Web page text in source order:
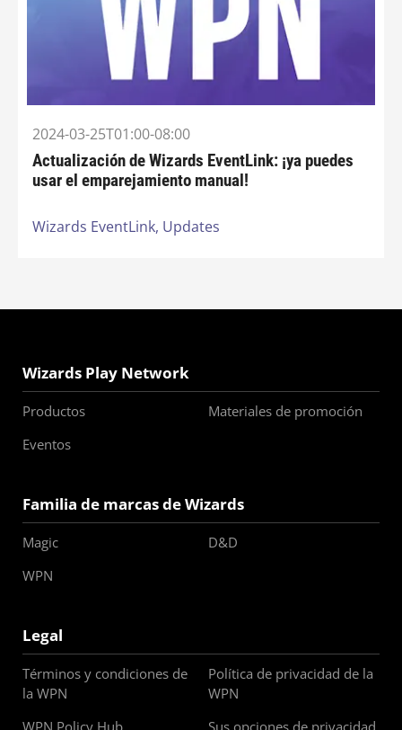
2024-03-25T01:00-08:00
Actualización de Wizards EventLink: ¡ya puedes
usar el emparejamiento manual!
Wizards EventLink, Updates
Wizards Play Network
Productos
Materiales de promoción
Eventos
Familia de marcas de Wizards
Magic
D&D
WPN
Legal
Términos y condiciones de
la WPN
Política de privacidad de la
WPN